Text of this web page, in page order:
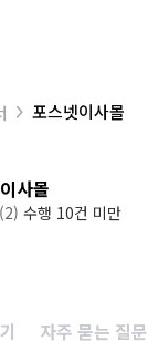
포스넷이사몰
사몰
(2) 수행 10건 미만
자주 묻는 질문